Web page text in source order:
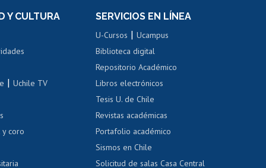
interna
renta
Cursos de español
sexual y violencia Denuncias administrativas
Y CULTURA
|Uchile TV
coro
SERVICIOS EN LÍNEA
U-Cursos |Ucampus
Biblioteca digital
Repositorio Académico
Libros electrónicos
Tesis U. de Chile
Revistas académicas
Portafolio académico
Sismos en Chile
Solicitud de salas Casa Central